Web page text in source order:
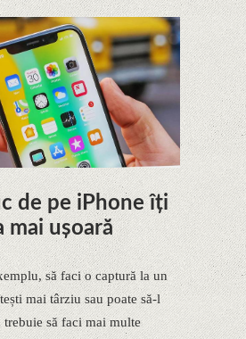
de pe iPhone îți
mai ușoară
să faci o captură la un
mai târziu sau poate să-l
să faci mai multe